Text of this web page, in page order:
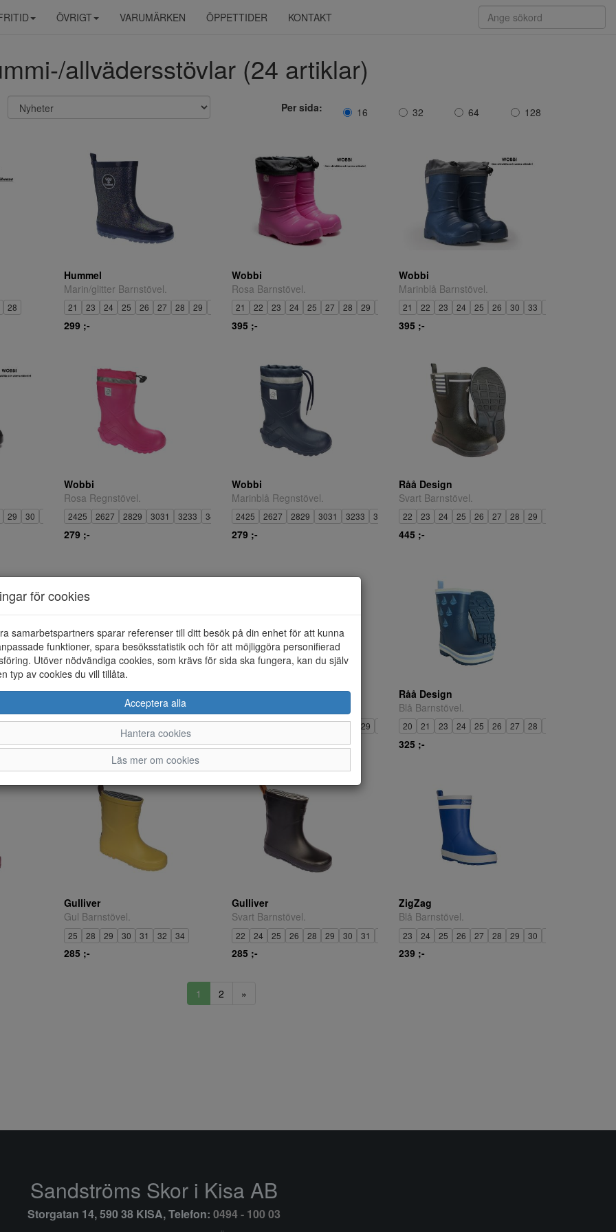
ÖVRIGT VARUMÄRKEN ÖPPETTIDER KONTAKT
allvädersstövlar (24 artiklar)
Per sida: 16 32 64 128
28
Hummel
Marin/glitter Barnstövel.
21 23 24 25 26 27 28 29 31 32 33 34 35
299 ;-
Wobbi
Rosa Barnstövel.
21 22 23 24 25 27 28 29 31 32 34 35
395 ;-
Wobbi
Marinblå Barnstövel.
21 22 23 24 25 26 30 33
395 ;-
29 30 32 33
Wobbi
Rosa Regnstövel.
2425 2627 2829 3031 3233 3435
279 ;-
Wobbi
Marinblå Regnstövel.
2425 2627 2829 3031 3233 3435
279 ;-
Råå Design
Svart Barnstövel.
22 23 24 25 26 27 28 29
445 ;-
28 29 30 31 32 33 34 35
Sulman
Svart Gummiboots.
28 29 30 31 32 33 34 35
445 ;-
Råå Design
22 23 24 25 26 27 28 29 31 32 33 34 35
325 ;-
Råå Design
Blå Barnstövel.
20 21 23 24 25 26 27 28
325 ;-
Gulliver
Gul Barnstövel.
25 28 29 30 31 32 34
285 ;-
Gulliver
Svart Barnstövel.
22 24 25 26 28 29 30 31
285 ;-
ZigZag
Blå Barnstövel.
23 24 25 26 27 28 29 30
239 ;-
1 2 »
för cookies
samarbetspartners sparar referenser till ditt besök på din enhet för att kunna
funktioner, spara besöksstatistik och för att möjliggöra personifierad
Utöver nödvändiga cookies, som krävs för sida ska fungera, kan du själv
typ av cookies du vill tillåta.
Acceptera alla
Hantera cookies
Läs mer om cookies
Sandströms Skor i Kisa AB
Storgatan 14, 590 38 KISA, Telefon: 0494 - 100 03